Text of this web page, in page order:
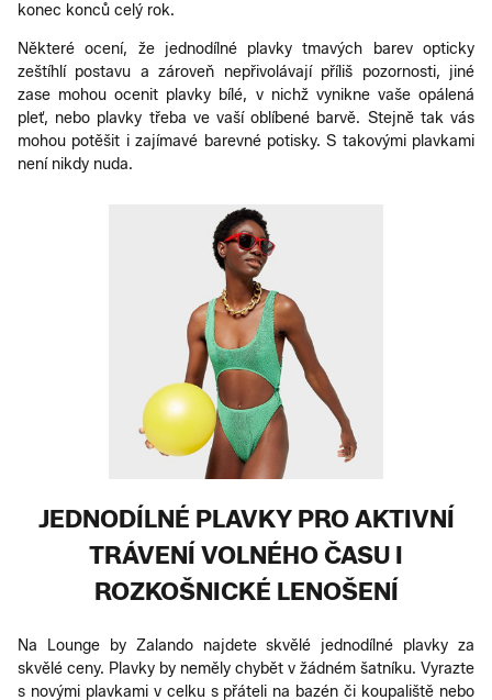
konec konců celý rok.
Některé ocení, že jednodílné plavky tmavých barev opticky
zeštíhlí postavu a zároveň nepřivolávají příliš pozornosti, jiné
zase mohou ocenit plavky bílé, v nichž vynikne vaše opálená
pleť, nebo plavky třeba ve vaší oblíbené barvě. Stejně tak vás
mohou potěšit i zajímavé barevné potisky. S takovými plavkami
není nikdy nuda.
JEDNODÍLNÉ PLAVKY PRO AKTIVNÍ
TRÁVENÍ VOLNÉHO ČASU I
ROZKOŠNICKÉ LENOŠENÍ
Na Lounge by Zalando najdete skvělé jednodílné plavky za
skvělé ceny. Plavky by neměly chybět v žádném šatníku. Vyrazte
s novými plavkami v celku s přáteli na bazén či koupaliště nebo